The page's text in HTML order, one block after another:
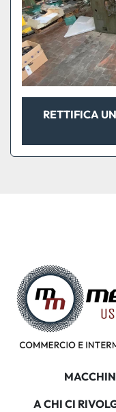
RETTIFICA
A CHI CI